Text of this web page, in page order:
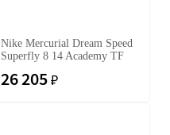
Nike Mercurial Dream Speed
Superfly 8 14 Academy TF
26 205 ₽